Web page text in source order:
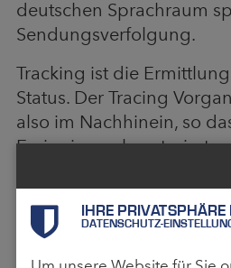
deutschen Sprachraum
Sendungsverfolgung.
Tracking ist die
Status. Der Tracing
also im Nachhinein, so
Ereignisse rekonstruiert
Verlauf einer Zustellung
nichtgekommenen
rekonstruieren. So kann
IHRE
DATENSCHUTZ-